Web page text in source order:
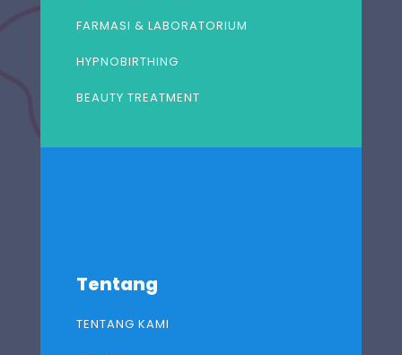
FARMASI & LABORATORIUM
HYPNOBIRTHING
BEAUTY TREATMENT
Tentang
TENTANG KAMI